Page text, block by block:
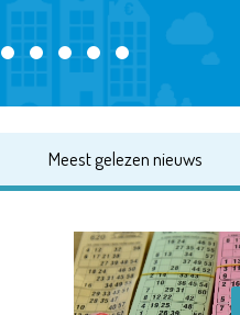
Meest gelezen nieuws